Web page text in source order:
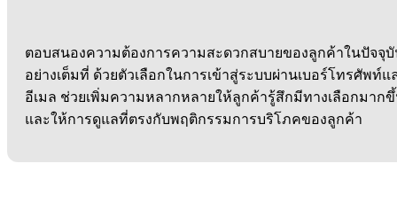
ตอบสนองความต้องการความสะดวกสบายของลูกค้าในปัจจุ
อย่างเต็มที่ ด้วยตัวเลือกในการเข้าสู่ระบบผ่านเบอร์โทรศัพท์แ
อีเมล ช่วยเพิ่มความหลากหลายให้ลูกค้ารู้สึกมีทางเลือกมาก
และให้การดูแลที่ตรงกับพฤติกรรมการบริโภคของลูกค้า